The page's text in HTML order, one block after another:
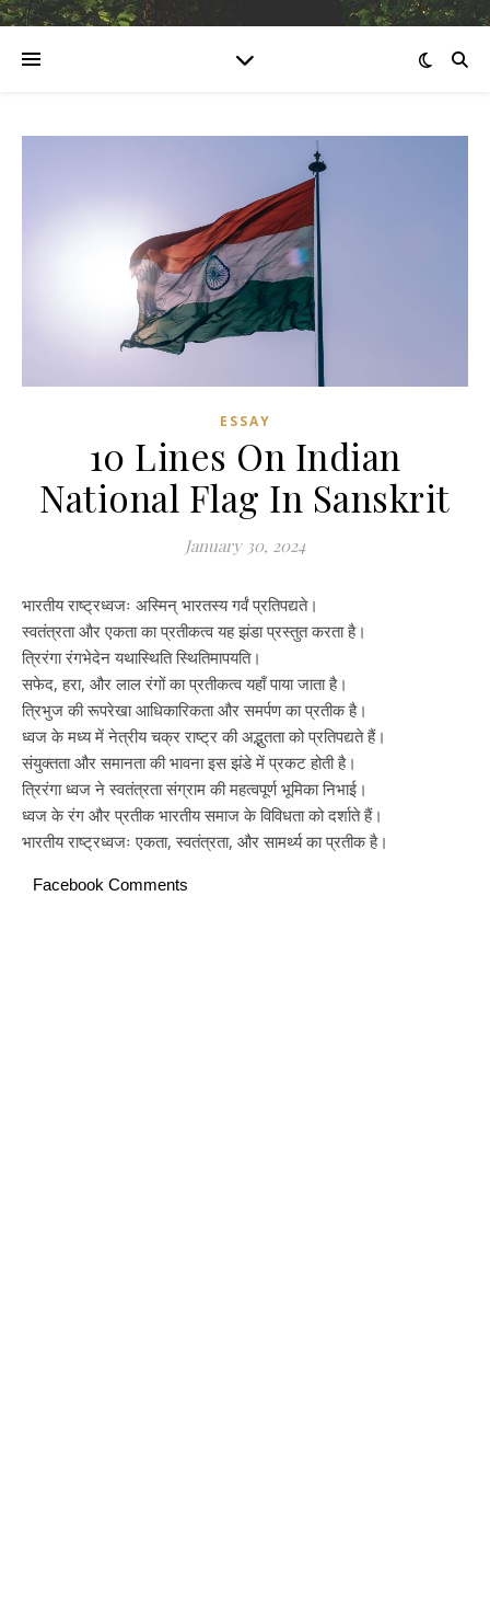
ESSAY
10 Lines On Indian
National Flag In Sanskrit
January 30, 2024
भारतीय राष्ट्रध्वजः अस्मिन् भारतस्य गर्वं प्रतिपद्यते।
स्वतंत्रता और एकता का प्रतीकत्व यह झंडा प्रस्तुत करता है।
त्रिरंगा रंगभेदेन यथास्थिति स्थितिमापयति।
सफेद, हरा, और लाल रंगों का प्रतीकत्व यहाँ पाया जाता है।
त्रिभुज की रूपरेखा आधिकारिकता और समर्पण का प्रतीक है।
ध्वज के मध्य में नेत्रीय चक्र राष्ट्र की अद्भुतता को प्रतिपद्यते हैं।
संयुक्तता और समानता की भावना इस झंडे में प्रकट होती है।
त्रिरंगा ध्वज ने स्वतंत्रता संग्राम की महत्वपूर्ण भूमिका निभाई।
ध्वज के रंग और प्रतीक भारतीय समाज के विविधता को दर्शाते हैं।
भारतीय राष्ट्रध्वजः एकता, स्वतंत्रता, और सामर्थ्य का प्रतीक है।
Facebook Comments